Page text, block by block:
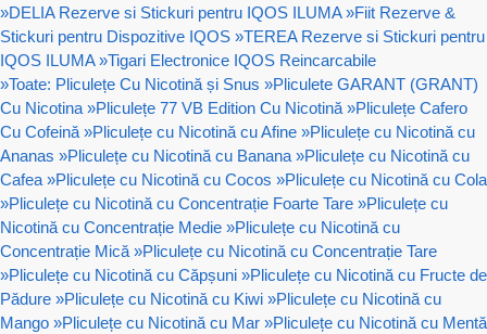
»DELIA Rezerve si Stickuri pentru IQOS ILUMA »Fiit Rezerve &
Stickuri pentru Dispozitive IQOS »TEREA Rezerve si Stickuri pentru
IQOS ILUMA »Tigari Electronice IQOS Reincarcabile
»Toate: Pliculețe Cu Nicotină și Snus »Pliculete GARANT (GRANT)
Cu Nicotina »Pliculețe 77 VB Edition Cu Nicotină »Pliculețe Cafero
Cu Cofeină »Pliculețe cu Nicotină cu Afine »Pliculețe cu Nicotină cu
Ananas »Pliculețe cu Nicotină cu Banana »Pliculețe cu Nicotină cu
Cafea »Pliculețe cu Nicotină cu Cocos »Pliculețe cu Nicotină cu Cola
»Pliculețe cu Nicotină cu Concentrație Foarte Tare »Pliculețe cu
Nicotină cu Concentrație Medie »Pliculețe cu Nicotină cu
Concentrație Mică »Pliculețe cu Nicotină cu Concentrație Tare
»Pliculețe cu Nicotină cu Căpșuni »Pliculețe cu Nicotină cu Fructe de
Pădure »Pliculețe cu Nicotină cu Kiwi »Pliculețe cu Nicotină cu
Mango »Pliculețe cu Nicotină cu Mar »Pliculețe cu Nicotină cu Mentă